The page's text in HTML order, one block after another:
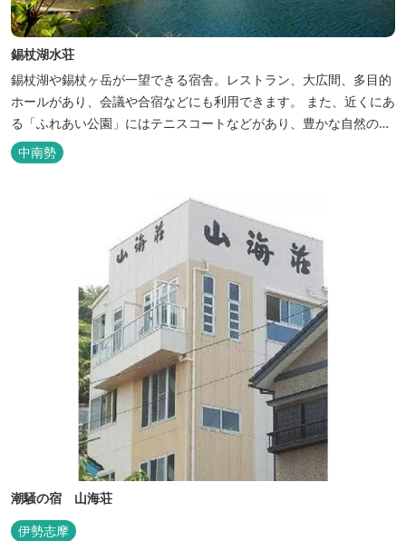
錫杖湖水荘
錫杖湖や錫杖ヶ岳が一望できる宿舎。レストラン、大広間、多目的
ホールがあり、会議や合宿などにも利用できます。 また、近くにあ
る「ふれあい公園」にはテニスコートなどがあり、豊かな自然の中
でのびのびと楽しむことができます。
中南勢
潮騒の宿 山海荘
伊勢志摩